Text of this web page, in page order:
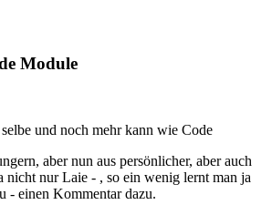
Module
selbe und noch mehr kann wie Code
aber nun aus persönlicher, aber auch
nicht nur Laie - , so ein wenig lernt man ja
- einen Kommentar dazu.